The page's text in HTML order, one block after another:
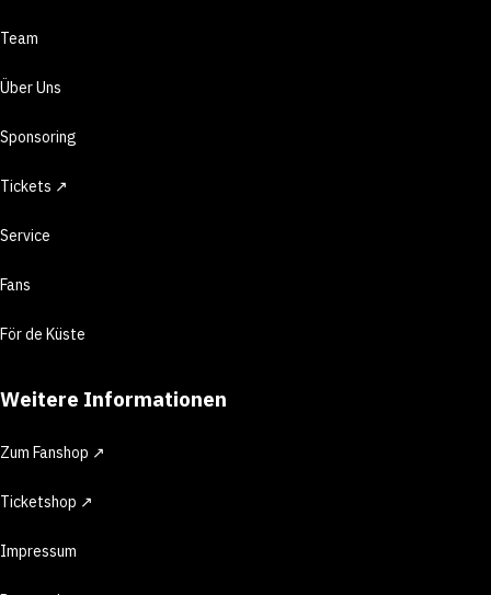
Team
Über Uns
Sponsoring
Tickets ↗
Service
Fans
För de Küste
Weitere Informationen
Zum Fanshop ↗
Ticketshop ↗
Impressum